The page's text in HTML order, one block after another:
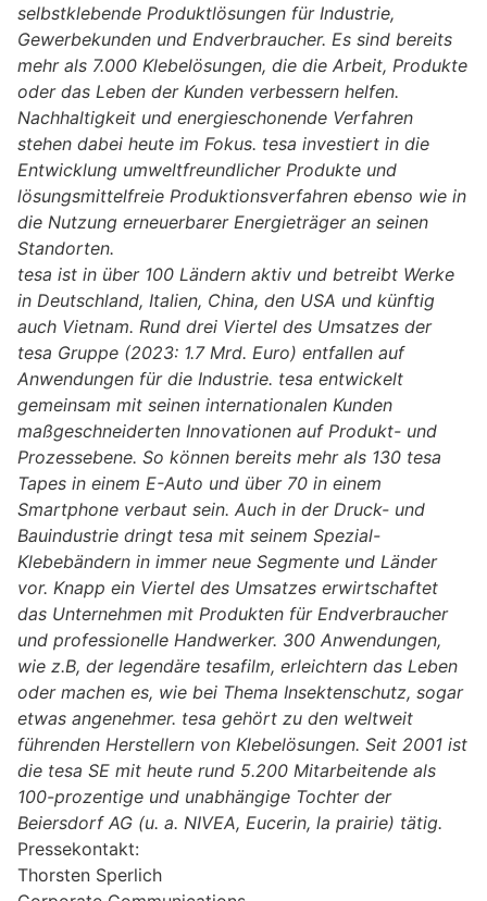
selbstklebende Produktlösungen für Industrie,
Gewerbekunden und Endverbraucher. Es sind bereits
mehr als 7.000 Klebelösungen, die die Arbeit, Produkte
oder das Leben der Kunden verbessern helfen.
Nachhaltigkeit und energieschonende Verfahren
stehen dabei heute im Fokus. tesa investiert in die
Entwicklung umweltfreundlicher Produkte und
lösungsmittelfreie Produktionsverfahren ebenso wie in
die Nutzung erneuerbarer Energieträger an seinen
Standorten.
tesa ist in über 100 Ländern aktiv und betreibt Werke
in Deutschland, Italien, China, den USA und künftig
auch Vietnam. Rund drei Viertel des Umsatzes der
tesa Gruppe (2023: 1.7 Mrd. Euro) entfallen auf
Anwendungen für die Industrie. tesa entwickelt
gemeinsam mit seinen internationalen Kunden
maßgeschneiderten Innovationen auf Produkt- und
Prozessebene. So können bereits mehr als 130 tesa
Tapes in einem E-Auto und über 70 in einem
Smartphone verbaut sein. Auch in der Druck- und
Bauindustrie dringt tesa mit seinem Spezial-
Klebebändern in immer neue Segmente und Länder
vor. Knapp ein Viertel des Umsatzes erwirtschaftet
das Unternehmen mit Produkten für Endverbraucher
und professionelle Handwerker. 300 Anwendungen,
wie z.B, der legendäre tesafilm, erleichtern das Leben
oder machen es, wie bei Thema Insektenschutz, sogar
etwas angenehmer. tesa gehört zu den weltweit
führenden Herstellern von Klebelösungen. Seit 2001 ist
die tesa SE mit heute rund 5.200 Mitarbeitende als
100-prozentige und unabhängige Tochter der
Beiersdorf AG (u. a. NIVEA, Eucerin, la prairie) tätig.
Pressekontakt:
Thorsten Sperlich